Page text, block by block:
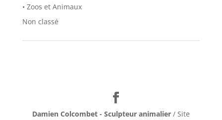
• Zoos et Animaux
Non classé
Damien Colcombet - Sculpteur animalier / Site